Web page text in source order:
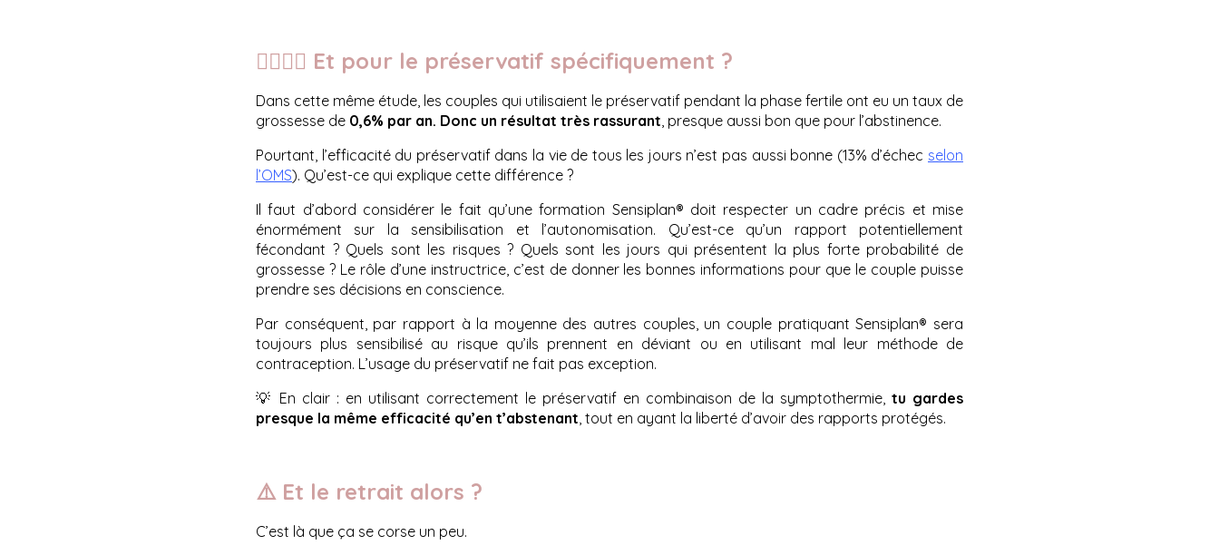
👩‍❤️‍💋‍👨 Et pour le préservatif spécifiquement ?
Dans cette même étude, les couples qui utilisaient le préservatif pendant la phase fertile ont eu un taux de
grossesse de 0,6% par an. Donc un résultat très rassurant , presque aussi bon que pour l’abstinence.
Pourtant, l’efficacité du préservatif dans la vie de tous les jours n’est pas aussi bonne (13% d’échec selon
l’OMS). Qu’est-ce qui explique cette différence ?
Il faut d’abord considérer le fait qu’une formation Sensiplan® doit respecter un cadre précis et mise
énormément sur la sensibilisation et l’autonomisation. Qu’est-ce qu’un rapport potentiellement
fécondant ? Quels sont les risques ? Quels sont les jours qui présentent la plus forte probabilité de
grossesse ? Le rôle d’une instructrice, c’est de donner les bonnes informations pour que le couple puisse
prendre ses décisions en conscience.
Par conséquent, par rapport à la moyenne des autres couples, un couple pratiquant Sensiplan® sera
toujours plus sensibilisé au risque qu’ils prennent en déviant ou en utilisant mal leur méthode de
contraception. L’usage du préservatif ne fait pas exception.
💡 En clair : en utilisant correctement le préservatif en combinaison de la symptothermie, tu gardes
presque la même efficacité qu’en t’abstenant , tout en ayant la liberté d’avoir des rapports protégés.
⚠️ Et le retrait alors ?
C’est là que ça se corse un peu.